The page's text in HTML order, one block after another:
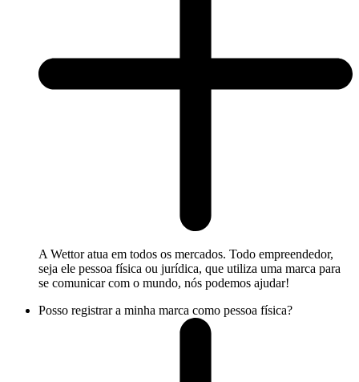
A Wettor atua em todos os mercados. Todo empreendedor,
seja ele pessoa física ou jurídica, que utiliza uma marca para
se comunicar com o mundo, nós podemos ajudar!
Posso registrar a minha marca como pessoa física?